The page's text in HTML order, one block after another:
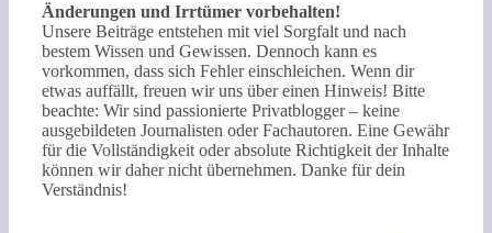
Änderungen und Irrtümer vorbehalten!
Unsere Beiträge entstehen mit viel Sorgfalt und nach
bestem Wissen und Gewissen. Dennoch kann es
vorkommen, dass sich Fehler einschleichen. Wenn dir
etwas auffällt, freuen wir uns über einen Hinweis! Bitte
beachte: Wir sind passionierte Privatblogger – keine
ausgebildeten Journalisten oder Fachautoren. Eine Gewähr
für die Vollständigkeit oder absolute Richtigkeit der Inhalte
können wir daher nicht übernehmen. Danke für dein
Verständnis!